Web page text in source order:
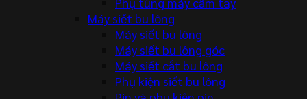
Máy siết bu lông
Máy siết bu lông
Máy siết bu lông góc
Máy siết cắt bu lông
Phụ kiện siết bu lông